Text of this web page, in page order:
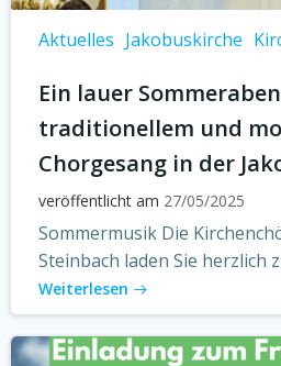
Aktuelles Jakobuskirche
Ein lauer
traditionellem und
Chorgesang in der
veröffentlicht am 27/05/2025
Sommermusik Die
Steinbach laden Sie herzlich
Weiterlesen